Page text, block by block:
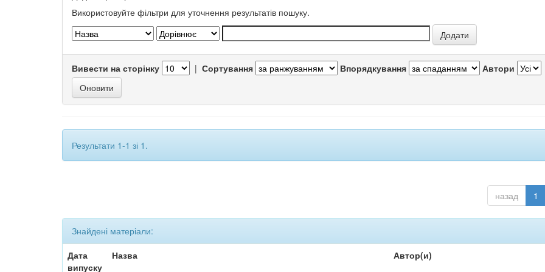
Використовуйте фільтри для уточнення результатів пошуку.
Вивести на сторінку | Сортування Впорядкування Автори
Результати 1-1 зі 1.
назад 1
Знайдені матеріали:
Дата
випуску
Назва Автор(и)